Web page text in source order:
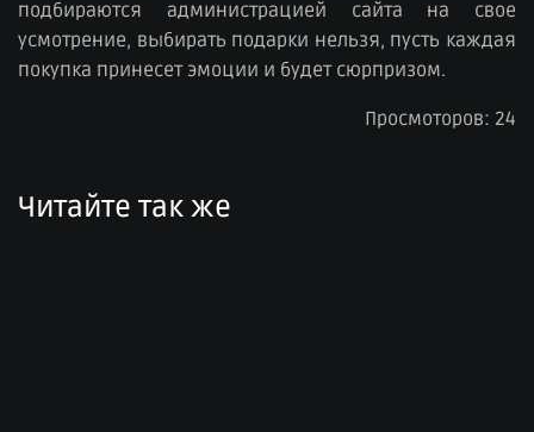
подбираются администрацией сайта на свое
усмотрение, выбирать подарки нельзя, пусть каждая
покупка принесет эмоции и будет сюрпризом.
Просмоторов: 24
Читайте так же